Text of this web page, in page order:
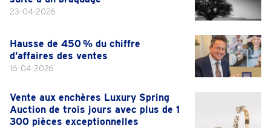
23-04-2026
Hausse de 450 % du chiffre
d’affaires des ventes
16-04-2026
Vente aux enchères Luxury Spring
Auction de trois jours avec plus de 1
300 pièces exceptionnelles